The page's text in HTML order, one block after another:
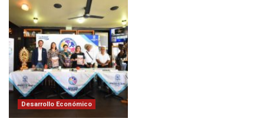
Desarrollo Económico